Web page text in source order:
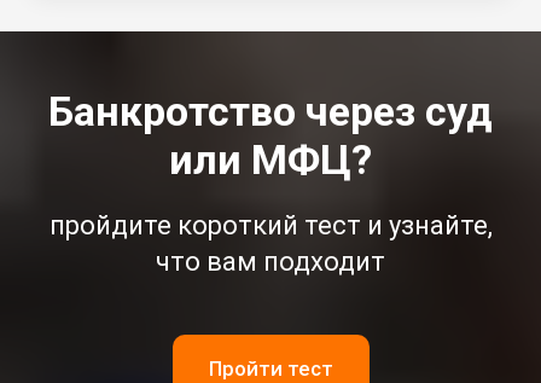
Банкротство через суд
или МФЦ?
пройдите короткий тест и узнайте,
что вам подходит
Пройти тест